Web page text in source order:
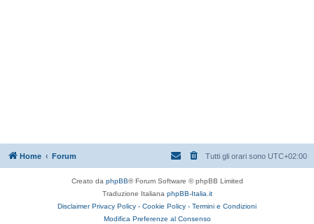
Home Forum Tutti gli orari sono UTC+02:00
Creato da phpBB® Forum Software © phpBB Limited
Traduzione Italiana phpBB-Italia.it
Disclaimer Privacy Policy - Cookie Policy - Termini e Condizioni
Modifica Preferenze al Consenso